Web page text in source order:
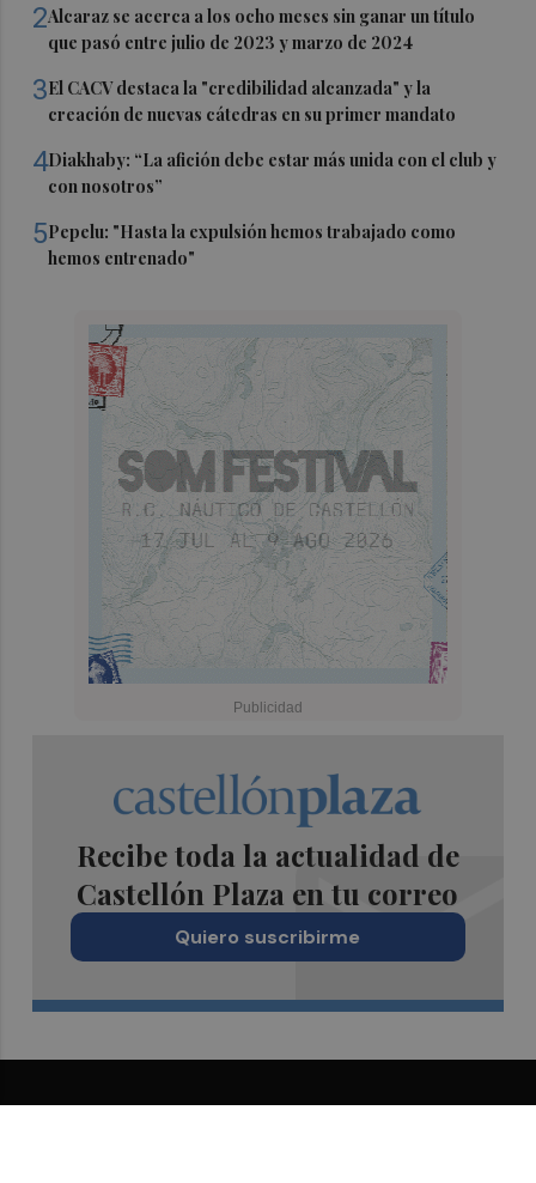
2Alcaraz se acerca a los ocho meses sin ganar un título
que pasó entre julio de 2023 y marzo de 2024
3El CACV destaca la "credibilidad alcanzada" y la
creación de nuevas cátedras en su primer mandato
4Diakhaby: “La afición debe estar más unida con el club y
con nosotros”
5Pepelu: "Hasta la expulsión hemos trabajado como
hemos entrenado"
Recibe toda la actualidad de
Castellón Plaza en tu correo
Quiero suscribirme